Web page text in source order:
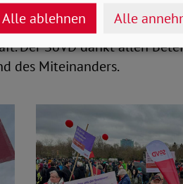
Einzelnen zeigen
Der SoVD dankt allen
des Miteinanders.
Alle ablehnen Alle